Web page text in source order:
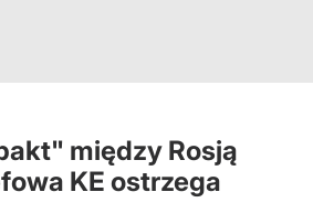
między Rosją
KE ostrzega